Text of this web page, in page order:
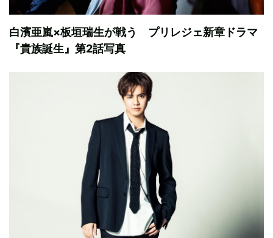
白濱亜嵐×板垣瑞生が戦う プリレジェ新章ドラマ
『貴族誕生』第2話写真